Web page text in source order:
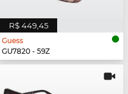
R$ 449,45
Guess
GU7820 - 59Z